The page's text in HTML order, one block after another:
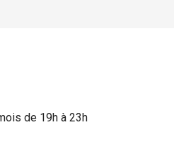
de 19h à 23h